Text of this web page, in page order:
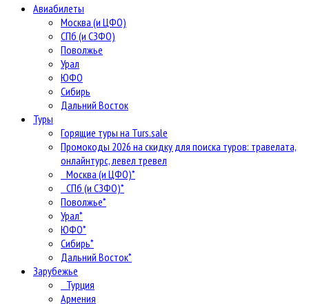
Авиабилеты
Москва (и ЦФО)
СПб (и СЗФО)
Поволжье
Урал
ЮФО
Сибирь
Дальний Восток
Туры
Горящие туры на Turs.sale
Промокоды 2026 на скидку для поиска туров: травелата,
онлайнтурс, левел тревел
Москва (и ЦФО)*
СПб (и СЗФО)*
Поволжье*
Урал*
ЮФО*
Сибирь*
Дальний Восток*
Зарубежье
Турция
Армения